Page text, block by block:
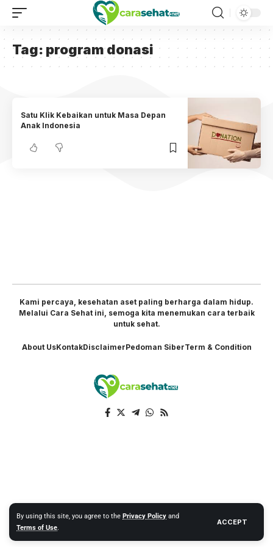
By using this site, you agree to the Privacy Policy and
Terms of Use.
ACCEPT
Tag: program donasi
Satu Klik Kebaikan untuk Masa Depan
Anak Indonesia
Kami percaya, kesehatan aset paling berharga dalam hidup.
Melalui Cara Sehat ini, semoga kita menemukan cara terbaik
untuk sehat.
About UsKontakDisclaimerPedoman SiberTerm & Condition